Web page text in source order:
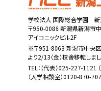
学校法人 国際総合学園 新
〒950-0086 新潟県新潟市
アイコニックビル2F
※〒951-8063 新潟市中央
より2/13（金）校舎移転しま
TEL： （代表）025-227-1121
（入学相談室）0120-870-707